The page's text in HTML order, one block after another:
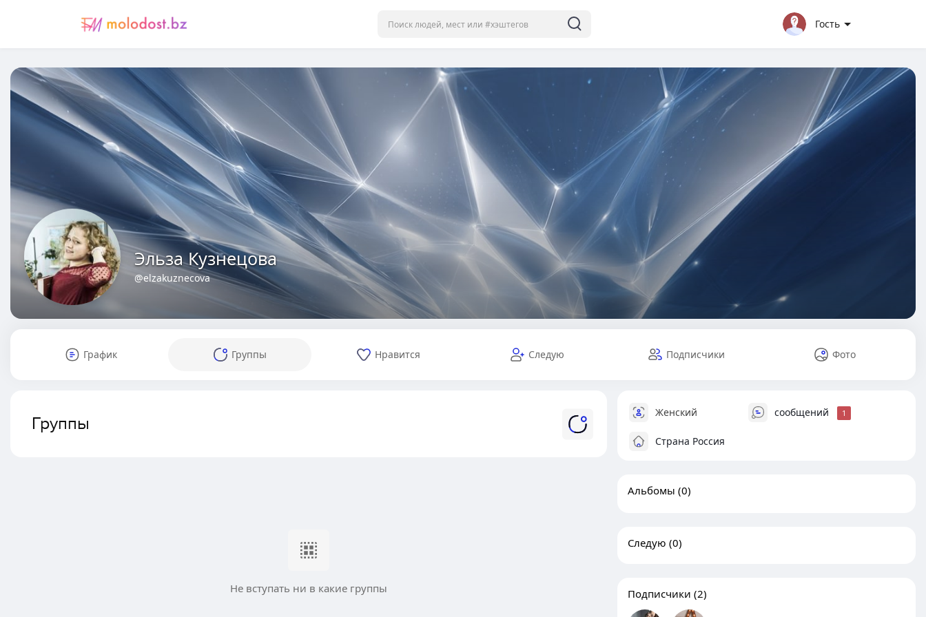
Гость
Эльза Кузнецова
@elzakuznecova
График Группы Нравится Следую Подписчики Фото
Группы
Не вступать ни в какие группы
Женский сообщений 1
Страна Россия
Альбомы (0)
Следую (0)
Подписчики (2)